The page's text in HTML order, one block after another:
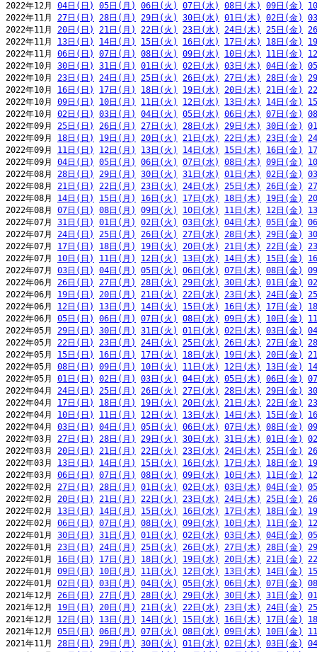
2022年12月 04日(日) 05日(月) 06日(火) 07日(水) 08日(木) 09日(金)
2022年11月 27日(日) 28日(月) 29日(火) 30日(水) 01日(木) 02日(金)
2022年11月 20日(日) 21日(月) 22日(火) 23日(水) 24日(木) 25日(金)
2022年11月 13日(日) 14日(月) 15日(火) 16日(水) 17日(木) 18日(金)
2022年11月 06日(日) 07日(月) 08日(火) 09日(水) 10日(木) 11日(金)
2022年10月 30日(日) 31日(月) 01日(火) 02日(水) 03日(木) 04日(金)
2022年10月 23日(日) 24日(月) 25日(火) 26日(水) 27日(木) 28日(金)
2022年10月 16日(日) 17日(月) 18日(火) 19日(水) 20日(木) 21日(金)
2022年10月 09日(日) 10日(月) 11日(火) 12日(水) 13日(木) 14日(金)
2022年10月 02日(日) 03日(月) 04日(火) 05日(水) 06日(木) 07日(金)
2022年09月 25日(日) 26日(月) 27日(火) 28日(水) 29日(木) 30日(金)
2022年09月 18日(日) 19日(月) 20日(火) 21日(水) 22日(木) 23日(金)
2022年09月 11日(日) 12日(月) 13日(火) 14日(水) 15日(木) 16日(金)
2022年09月 04日(日) 05日(月) 06日(火) 07日(水) 08日(木) 09日(金)
2022年08月 28日(日) 29日(月) 30日(火) 31日(水) 01日(木) 02日(金)
2022年08月 21日(日) 22日(月) 23日(火) 24日(水) 25日(木) 26日(金)
2022年08月 14日(日) 15日(月) 16日(火) 17日(水) 18日(木) 19日(金)
2022年08月 07日(日) 08日(月) 09日(火) 10日(水) 11日(木) 12日(金)
2022年07月 31日(日) 01日(月) 02日(火) 03日(水) 04日(木) 05日(金)
2022年07月 24日(日) 25日(月) 26日(火) 27日(水) 28日(木) 29日(金)
2022年07月 17日(日) 18日(月) 19日(火) 20日(水) 21日(木) 22日(金)
2022年07月 10日(日) 11日(月) 12日(火) 13日(水) 14日(木) 15日(金)
2022年07月 03日(日) 04日(月) 05日(火) 06日(水) 07日(木) 08日(金)
2022年06月 26日(日) 27日(月) 28日(火) 29日(水) 30日(木) 01日(金)
2022年06月 19日(日) 20日(月) 21日(火) 22日(水) 23日(木) 24日(金)
2022年06月 12日(日) 13日(月) 14日(火) 15日(水) 16日(木) 17日(金)
2022年06月 05日(日) 06日(月) 07日(火) 08日(水) 09日(木) 10日(金)
2022年05月 29日(日) 30日(月) 31日(火) 01日(水) 02日(木) 03日(金)
2022年05月 22日(日) 23日(月) 24日(火) 25日(水) 26日(木) 27日(金)
2022年05月 15日(日) 16日(月) 17日(火) 18日(水) 19日(木) 20日(金)
2022年05月 08日(日) 09日(月) 10日(火) 11日(水) 12日(木) 13日(金)
2022年05月 01日(日) 02日(月) 03日(火) 04日(水) 05日(木) 06日(金)
2022年04月 24日(日) 25日(月) 26日(火) 27日(水) 28日(木) 29日(金)
2022年04月 17日(日) 18日(月) 19日(火) 20日(水) 21日(木) 22日(金)
2022年04月 10日(日) 11日(月) 12日(火) 13日(水) 14日(木) 15日(金)
2022年04月 03日(日) 04日(月) 05日(火) 06日(水) 07日(木) 08日(金)
2022年03月 27日(日) 28日(月) 29日(火) 30日(水) 31日(木) 01日(金)
2022年03月 20日(日) 21日(月) 22日(火) 23日(水) 24日(木) 25日(金)
2022年03月 13日(日) 14日(月) 15日(火) 16日(水) 17日(木) 18日(金)
2022年03月 06日(日) 07日(月) 08日(火) 09日(水) 10日(木) 11日(金)
2022年02月 27日(日) 28日(月) 01日(火) 02日(水) 03日(木) 04日(金)
2022年02月 20日(日) 21日(月) 22日(火) 23日(水) 24日(木) 25日(金)
2022年02月 13日(日) 14日(月) 15日(火) 16日(水) 17日(木) 18日(金)
2022年02月 06日(日) 07日(月) 08日(火) 09日(水) 10日(木) 11日(金)
2022年01月 30日(日) 31日(月) 01日(火) 02日(水) 03日(木) 04日(金)
2022年01月 23日(日) 24日(月) 25日(火) 26日(水) 27日(木) 28日(金)
2022年01月 16日(日) 17日(月) 18日(火) 19日(水) 20日(木) 21日(金)
2022年01月 09日(日) 10日(月) 11日(火) 12日(水) 13日(木) 14日(金)
2022年01月 02日(日) 03日(月) 04日(火) 05日(水) 06日(木) 07日(金)
2021年12月 26日(日) 27日(月) 28日(火) 29日(水) 30日(木) 31日(金)
2021年12月 19日(日) 20日(月) 21日(火) 22日(水) 23日(木) 24日(金)
2021年12月 12日(日) 13日(月) 14日(火) 15日(水) 16日(木) 17日(金)
2021年12月 05日(日) 06日(月) 07日(火) 08日(水) 09日(木) 10日(金)
2021年11月 28日(日) 29日(月) 30日(火) 01日(水) 02日(木) 03日(金)